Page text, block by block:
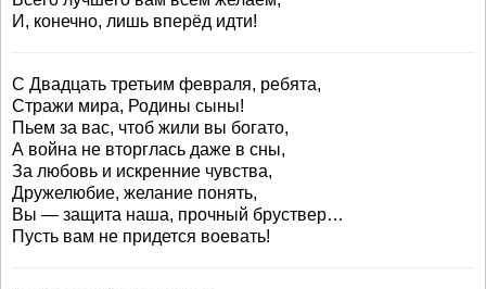
И, конечно, лишь вперёд идти!
С Двадцать третьим февраля, ребята,
Стражи мира, Родины сыны!
Пьем за вас, чтоб жили вы богато,
А война не вторглась даже в сны,
За любовь и искренние чувства,
Дружелюбие, желание понять,
Вы — защита наша, прочный бруствер…
Пусть вам не придется воевать!